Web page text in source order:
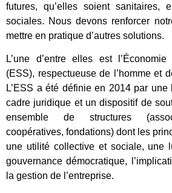
futures, qu’elles soient sanitaires,
sociales. Nous devons renforcer
mettre en pratique d’autres solutions.
L’une d’entre elles est
(ESS), respectueuse de l’homme et
L’ESS a été définie en 2014 par
cadre juridique et un dispositif de
ensemble de structures
coopératives, fondations) dont les
une utilité collective et sociale, une
gouvernance démocratique,
la gestion de l’entreprise.